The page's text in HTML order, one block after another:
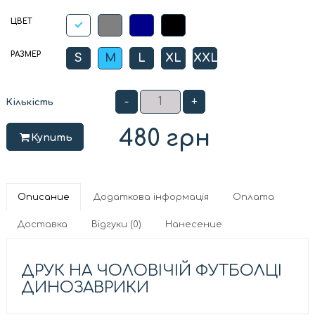
ЦВЕТ
РАЗМЕР S M L XL XXL
Кількість - +
Купить 480 грн
Описание Додаткова інформація Оплата
Доставка Відгуки (0) Нанесение
ДРУК НА ЧОЛОВІЧІЙ ФУТБОЛЦІ
ДИНОЗАВРИКИ